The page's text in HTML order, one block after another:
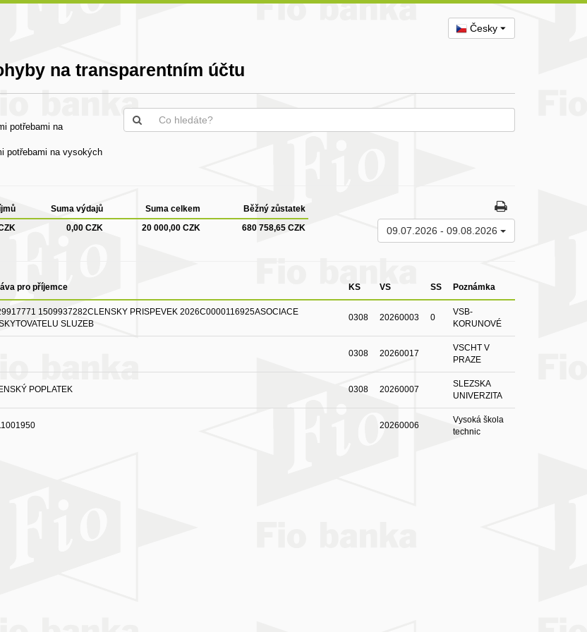
Česky
na transparentním účtu
potřebami na
potřebami na vysokých
Suma výdajů Suma celkem
Běžný zůstatek
0,00 CZK 20 000,00 CZK 680 758,65 CZK 09.07.2026 - 09.08.2026
pro příjemce KS VS SS Poznámka
1509937282CLENSKY PRISPEVEK 2026C0000116925ASOCIACE
SLUZEB
0308 20260003 0
VSB-
KORUNOVÉ
0308 20260017
VSCHT V
PRAZE
POPLATEK 0308 20260007
SLEZSKA
UNIVERZITA
20260006
Vysoká škola
technic